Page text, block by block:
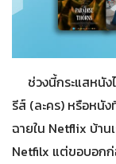
ช่วงนี้กระแสหนัง
รีส์ (ละคร) หรือหนัง
ฉายใน Netflix บ้าน
Netfilx แต่ขอบอกก่